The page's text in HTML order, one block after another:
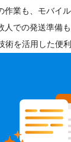
作業も、モバイ
人での発送準備も
術を活用した便